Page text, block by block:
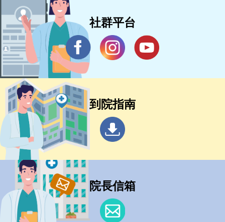
社群平台
到院指南
院長信箱